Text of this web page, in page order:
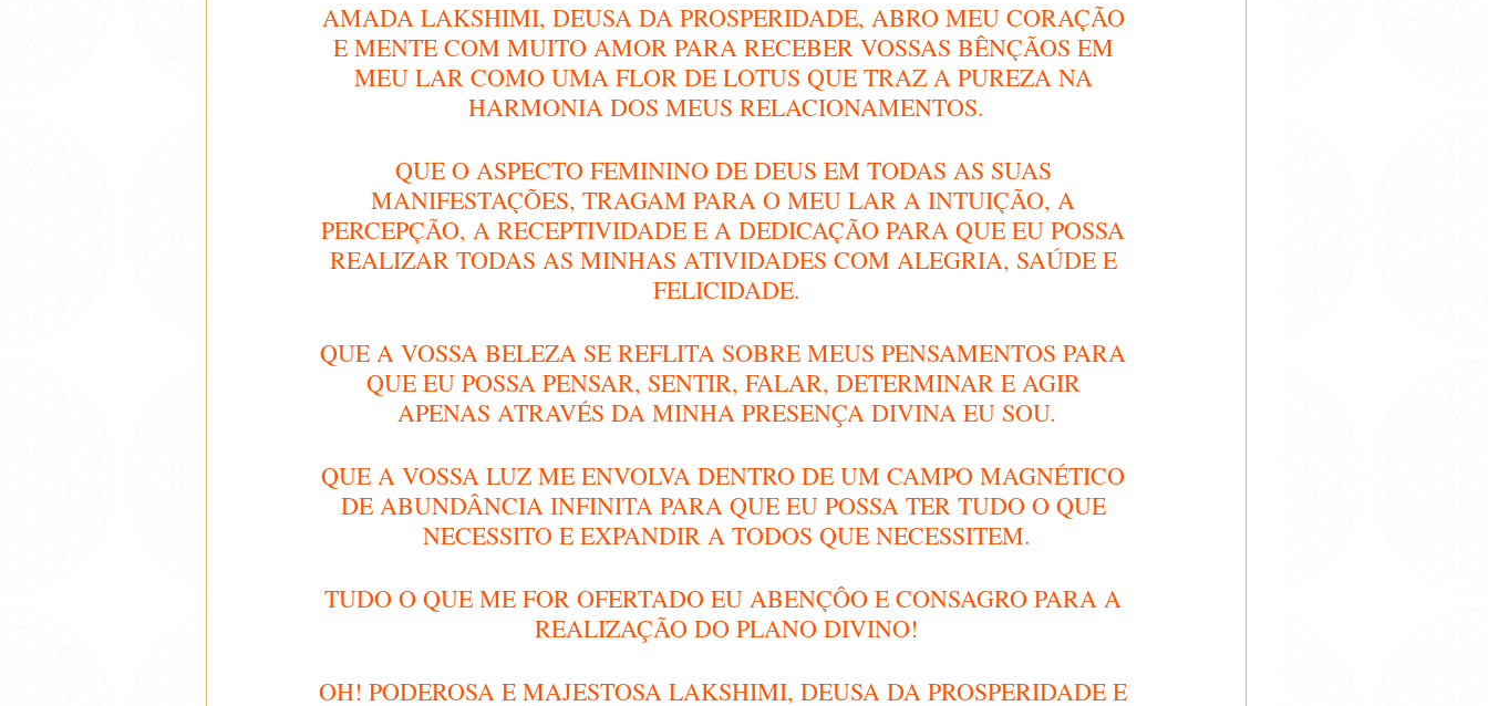
AMADA LAKSHIMI, DEUSA DA PROSPERIDADE, ABRO MEU CORAÇÃO
E MENTE COM MUITO AMOR PARA RECEBER VOSSAS BÊNÇÃOS EM
MEU LAR COMO UMA FLOR DE LOTUS QUE TRAZ A PUREZA NA
HARMONIA DOS MEUS RELACIONAMENTOS.
QUE O ASPECTO FEMININO DE DEUS EM TODAS AS SUAS
MANIFESTAÇÕES, TRAGAM PARA O MEU LAR A INTUIÇÃO, A
PERCEPÇÃO, A RECEPTIVIDADE E A DEDICAÇÃO PARA QUE EU POSSA
REALIZAR TODAS AS MINHAS ATIVIDADES COM ALEGRIA, SAÚDE E
FELICIDADE.
QUE A VOSSA BELEZA SE REFLITA SOBRE MEUS PENSAMENTOS PARA
QUE EU POSSA PENSAR, SENTIR, FALAR, DETERMINAR E AGIR
APENAS ATRAVÉS DA MINHA PRESENÇA DIVINA EU SOU.
QUE A VOSSA LUZ ME ENVOLVA DENTRO DE UM CAMPO MAGNÉTICO
DE ABUNDÂNCIA INFINITA PARA QUE EU POSSA TER TUDO O QUE
NECESSITO E EXPANDIR A TODOS QUE NECESSITEM.
TUDO O QUE ME FOR OFERTADO EU ABENÇÔO E CONSAGRO PARA A
REALIZAÇÃO DO PLANO DIVINO!
OH! PODEROSA E MAJESTOSA LAKSHIMI, DEUSA DA PROSPERIDADE E